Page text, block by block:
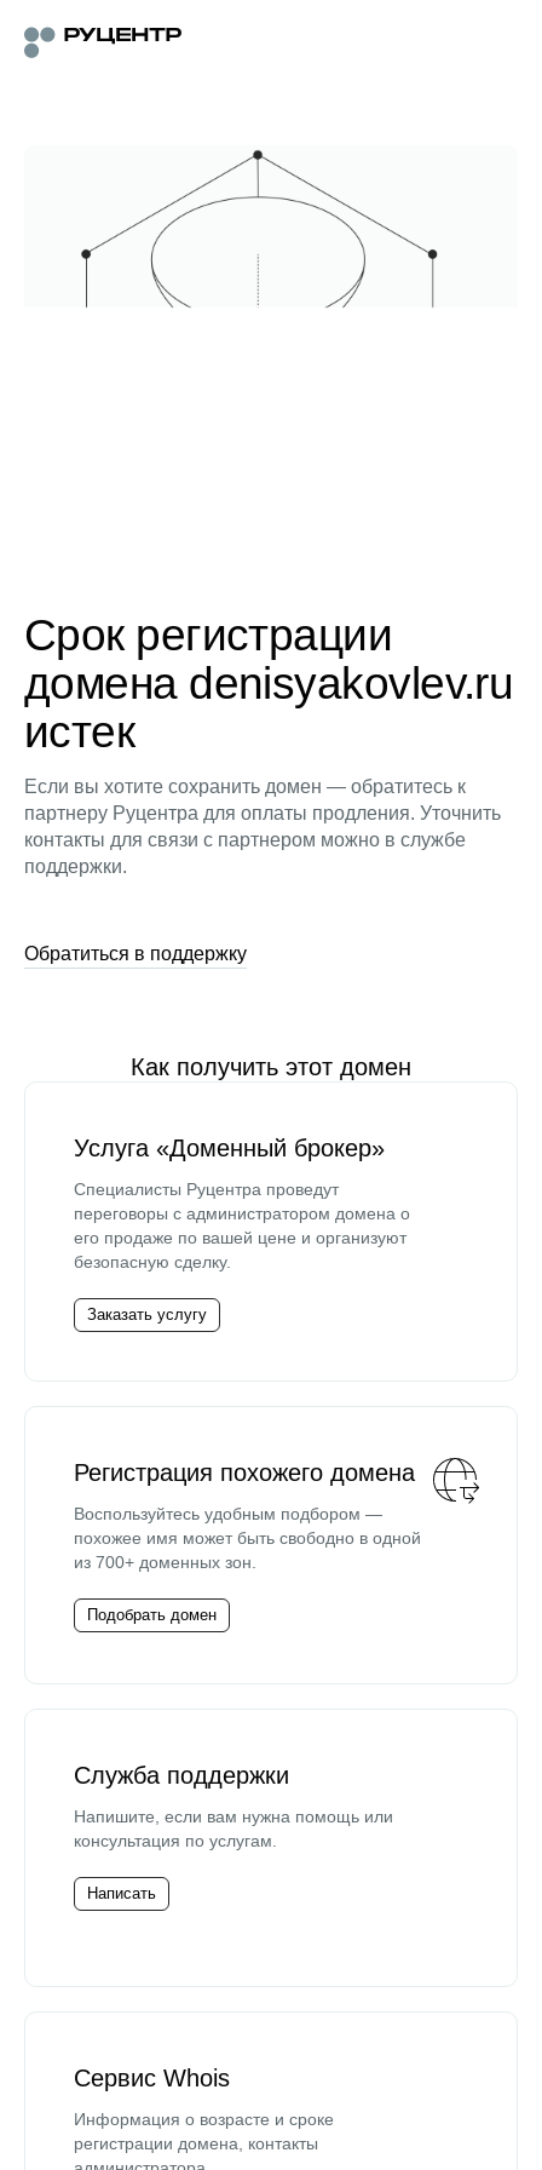
Срок регистрации
домена denisyakovlev.ru
истек
Если вы хотите сохранить домен — обратитесь к
партнеру Руцентра для оплаты продления. Уточнить
контакты для связи с партнером можно в службе
поддержки.
Обратиться в поддержку
Как получить этот домен
Услуга «Доменный брокер»
Специалисты Руцентра проведут
переговоры с администратором домена о
его продаже по вашей цене и организуют
безопасную сделку.
Заказать услугу
Регистрация похожего домена
Воспользуйтесь удобным подбором —
похожее имя может быть свободно в одной
из 700+ доменных зон.
Подобрать домен
Служба поддержки
Напишите, если вам нужна помощь или
консультация по услугам.
Написать
Сервис Whois
Информация о возрасте и сроке
регистрации домена, контакты